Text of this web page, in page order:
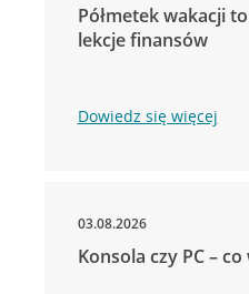
Półmetek wakacji
lekcje finansów
Dowiedz się więcej
03.08.2026
Konsola czy PC –